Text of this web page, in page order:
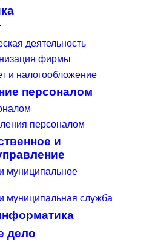
деятельность
фирмы
и налогообложение
персоналом
персоналом
и
муниципальное
муниципальная служба
дело